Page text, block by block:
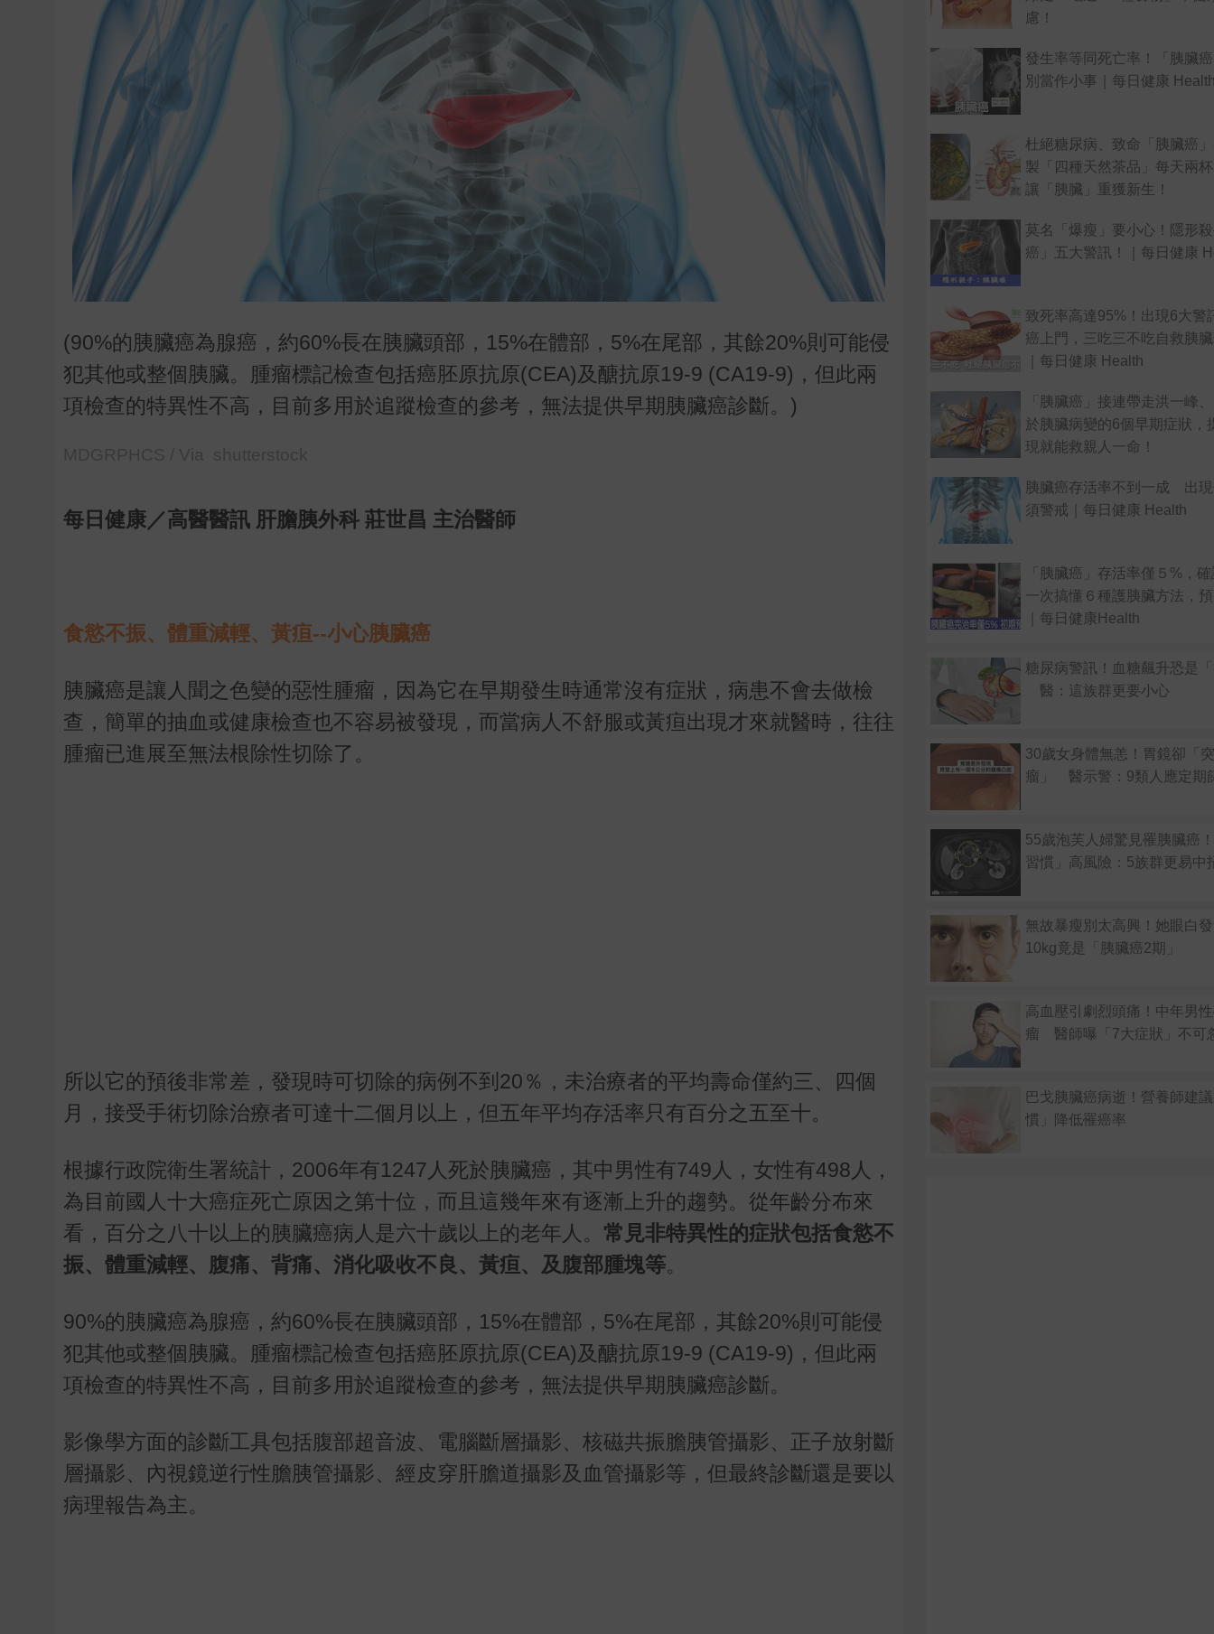
(90%的胰臟癌為腺癌，約60%長在胰臟頭部，15%在體部，5%在尾部，其餘20%則可能侵
犯其他或整個胰臟。腫瘤標記檢查包括癌胚原抗原(CEA)及醣抗原19-9 (CA19-9)，但此兩
項檢查的特異性不高，目前多用於追蹤檢查的參考，無法提供早期胰臟癌診斷。)
每日健康／高醫醫訊 肝膽胰外科 莊世昌 主治醫師
食慾不振、體重減輕、黃疸--小心胰臟癌
胰臟癌是讓人聞之色變的惡性腫瘤，因為它在早期發生時通常沒有症狀，病患不會去做檢
查，簡單的抽血或健康檢查也不容易被發現，而當病人不舒服或黃疸出現才來就醫時，往往
腫瘤已進展至無法根除性切除了。
所以它的預後非常差，發現時可切除的病例不到20％，未治療者的平均壽命僅約三、四個
月，接受手術切除治療者可達十二個月以上，但五年平均存活率只有百分之五至十。
根據行政院衛生署統計，2006年有1247人死於胰臟癌，其中男性有749人，女性有498人，
為目前國人十大癌症死亡原因之第十位，而且這幾年來有逐漸上升的趨勢。從年齡分布來
看，百分之八十以上的胰臟癌病人是六十歲以上的老年人。 常見非特異性的症狀包括食慾不
振、體重減輕、腹痛、背痛、消化吸收不良、黃疸、及腹部腫塊等。
90%的胰臟癌為腺癌，約60%長在胰臟頭部，15%在體部，5%在尾部，其餘20%則可能侵
犯其他或整個胰臟。腫瘤標記檢查包括癌胚原抗原(CEA)及醣抗原19-9 (CA19-9)，但此兩
項檢查的特異性不高，目前多用於追蹤檢查的參考，無法提供早期胰臟癌診斷。
影像學方面的診斷工具包括腹部超音波、電腦斷層攝影、核磁共振膽胰管攝影、正子放射斷
層攝影、內視鏡逆行性膽胰管攝影、經皮穿肝膽道攝影及血管攝影等，但最終診斷還是要以
病理報告為主。
慮！
發生率等同死亡率！「胰臟
別當作小事｜每日健康
杜絕糖尿病、致命「胰臟癌
製「四種天然茶品」每天兩
讓「胰臟」重獲新生！
莫名「爆瘦」要小心！隱形
癌」五大警訊！｜每日健康
致死率高達95%！出現6大警
癌上門，三吃三不吃自救胰
｜每日健康 Health
「胰臟癌」接連帶走洪一峰
於胰臟病變的6個早期症狀，
現就能救親人一命！
胰臟癌存活率不到一成 出
須警戒｜每日健康 Health
「胰臟癌」存活率僅５%，
一次搞懂６種護胰臟方法，
｜每日健康Health
糖尿病警訊！血糖飆升恐是
醫：這族群更要小心
30歲女身體無恙！胃鏡卻「
瘤」 醫示警：9類人應定期
55歲泡芙人婦驚見罹胰臟癌
習慣」高風險：5族群更易中
無故暴瘦別太高興！她眼白
10kg竟是「胰臟癌2期」
高血壓引劇烈頭痛！中年男
瘤 醫師曝「7大症狀」不可
巴戈胰臟癌病逝！營養師建
慣」降低罹癌率